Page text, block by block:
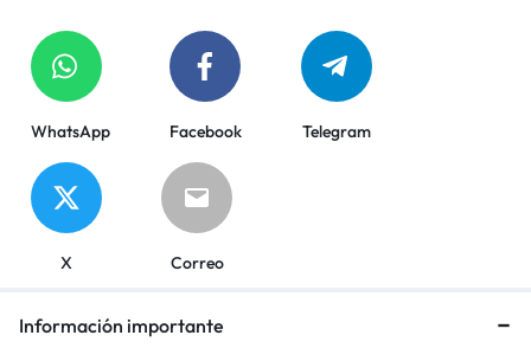
WhatsApp Facebook Telegram
X Correo
Información importante